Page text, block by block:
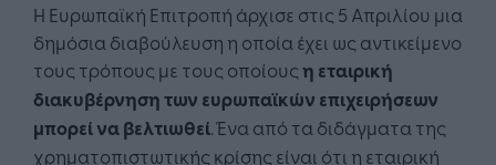
Η Ευρωπαϊκή Επιτροπή άρχισε στις 5 Απριλίου μια
δημόσια διαβούλευση η οποία έχει ως αντικείμενο
τους τρόπους με τους οποίουςη εταιρική
διακυβέρνηση των ευρωπαϊκών επιχειρήσεων
μπορεί να βελτιωθεί. Ένα από τα διδάγματα της
χρηματοπιστωτικής κρίσης είναι ότι η εταιρική